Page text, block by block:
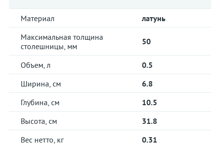
Материал
латунь
Максимальная толщина
столешницы, мм
50
Объем, л
0.5
Ширина, см
6.8
Глубина, см
10.5
Высота, см
31.8
Вес нетто, кг
0.31